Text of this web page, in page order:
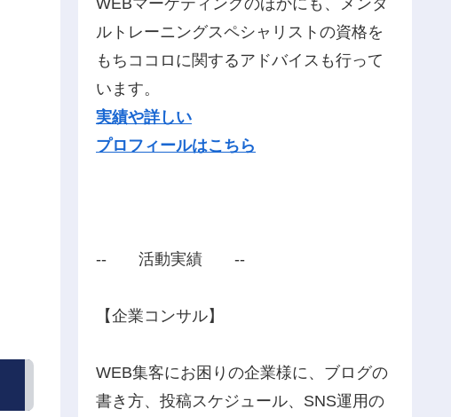
WEBマーケティングのほかにも、メンタ
ルトレーニングスペシャリストの資格を
もちココロに関するアドバイスも行って
います。
実績や詳しい
プロフィールはこちら
‐‐ 活動実績 ‐‐
【企業コンサル】
WEB集客にお困りの企業様に、ブログの
書き方、投稿スケジュール、SNS運用の